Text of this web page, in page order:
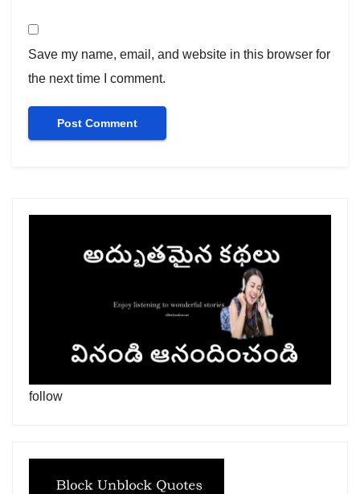
Save my name, email, and website in this browser for
the next time I comment.
follow